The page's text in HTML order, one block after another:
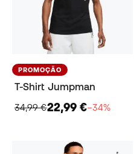
PROMOÇÃO
T-Shirt Jumpman
34,99 €22,99 €−34%